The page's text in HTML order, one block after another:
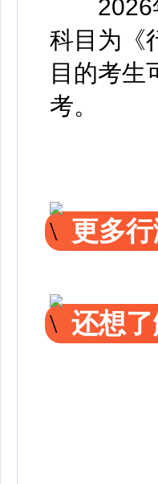
2026
科目为《
目的考生
考。
更多
还想